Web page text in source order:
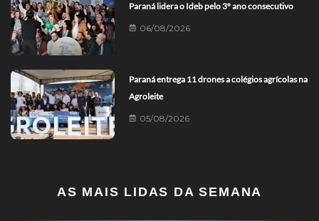
Paraná lidera o Ideb pelo 3º ano consecutivo
06/08/2026
Paraná entrega 11 drones a colégios agrícolas na
Agroleite
05/08/2026
AS MAIS LIDAS DA SEMANA